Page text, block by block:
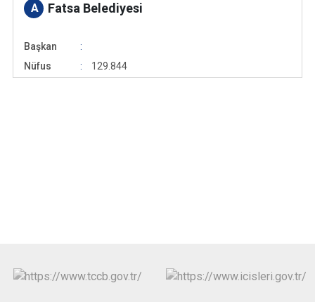
A Fatsa Belediyesi
Başkan
Nüfus
129.844